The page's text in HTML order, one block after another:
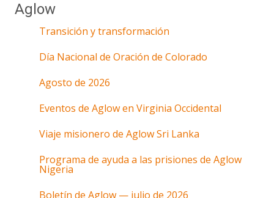
Aglow
Transición y transformación
Día Nacional de Oración de Colorado
Agosto de 2026
Eventos de Aglow en Virginia Occidental
Viaje misionero de Aglow Sri Lanka
Programa de ayuda a las prisiones de Aglow
Nigeria
Boletín de Aglow — julio de 2026